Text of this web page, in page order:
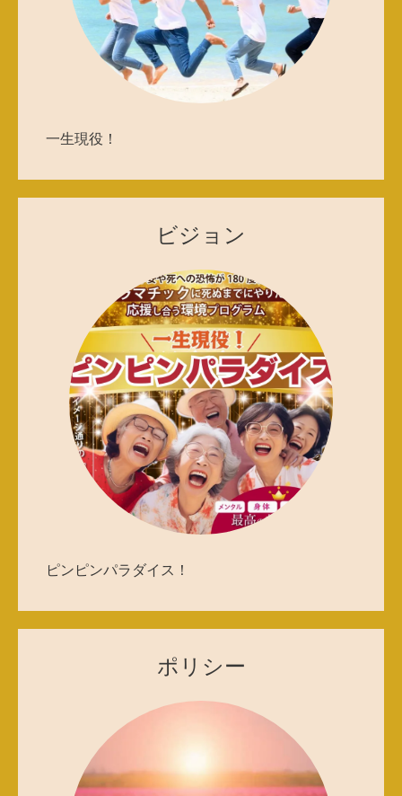
一生現役！
ビジョン
ピンピンパラダイス！
ポリシー